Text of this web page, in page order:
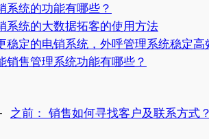
系统的功能有哪些？
系统的大数据拓客的使用方法
稳定的电销系统，外呼管理系统稳定高
销售管理系统功能有哪些？
之前： 销售如何寻找客户及联系方式？